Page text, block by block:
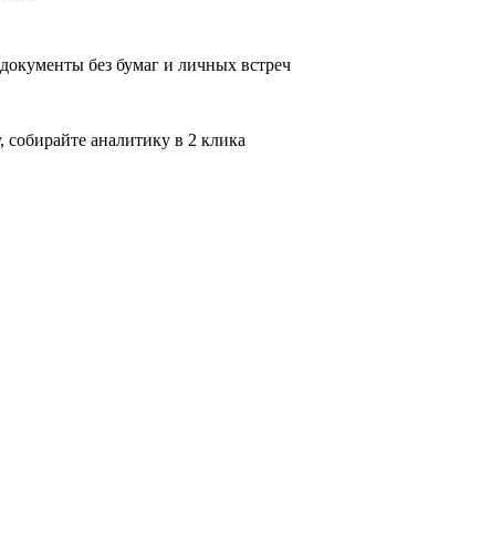
без бумаг и личных встреч
собирайте аналитику в 2 клика